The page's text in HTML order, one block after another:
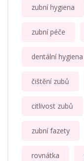
zubní hygiena
zubní péče
dentální hygiena
čištění zubů
citlivost zubů
zubní fazety
rovnátka